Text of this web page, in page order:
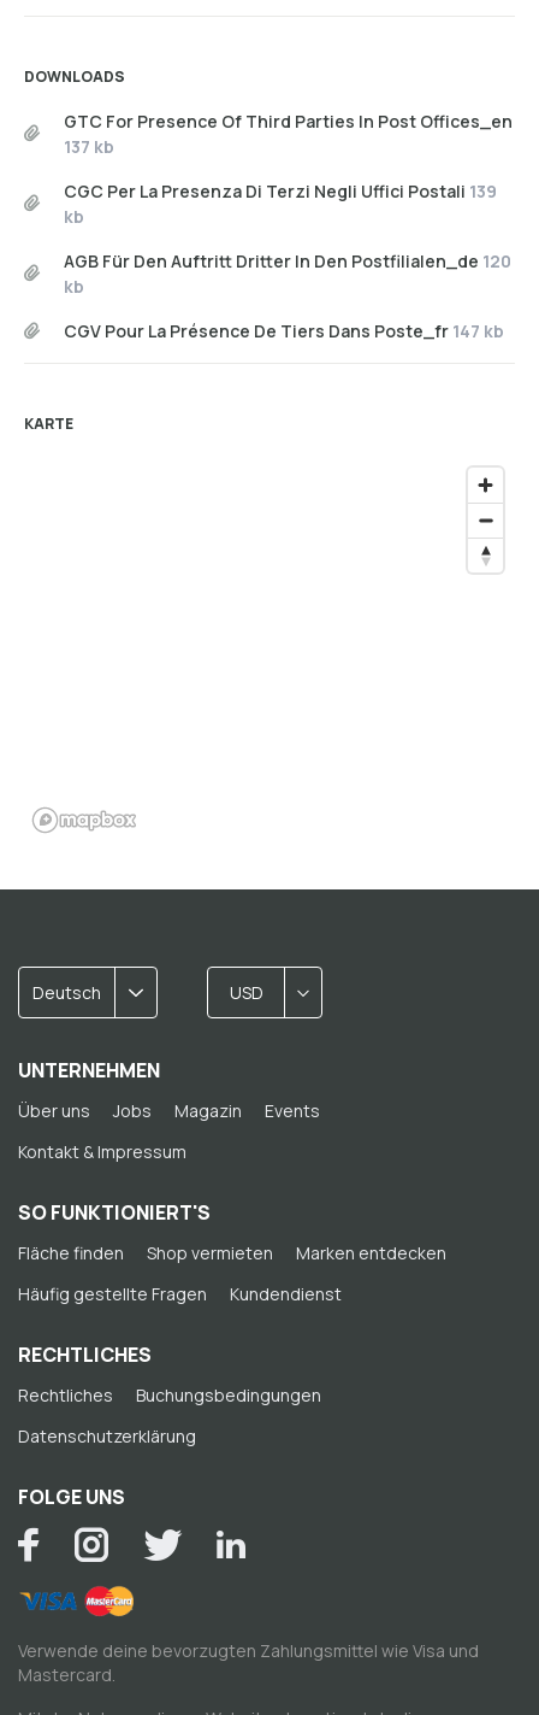
DOWNLOADS
GTC For Presence Of Third Parties In Post Offices_en
137 kb
CGC Per La Presenza Di Terzi Negli Uffici Postali 139
kb
AGB Für Den Auftritt Dritter In Den Postfilialen_de 120
kb
CGV Pour La Présence De Tiers Dans Poste_fr 147 kb
KARTE
Deutsch USD
UNTERNEHMEN
Über uns Jobs Magazin
Events
Kontakt & Impressum
SO FUNKTIONIERT'S
Fläche finden Shop vermieten
Marken entdecken
Häufig gestellte Fragen
Kundendienst
RECHTLICHES
Rechtliches
Buchungsbedingungen
Datenschutzerklärung
FOLGE UNS
Verwende deine bevorzugten Zahlungsmittel wie Visa und
Mastercard.